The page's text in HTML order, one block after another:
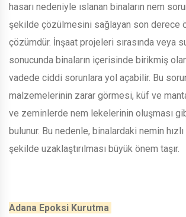
hasarı nedeniyle ıslanan binaların nem
şekilde çözülmesini sağlayan son derece
çözümdür. İnşaat projeleri sırasında veya
sonucunda binaların içerisinde birikmiş
vadede ciddi sorunlara yol açabilir. Bu
malzemelerinin zarar görmesi, küf ve
ve zeminlerde nem lekelerinin oluşması
bulunur. Bu nedenle, binalardaki nemin
şekilde uzaklaştırılması büyük önem taşır.
Adana Epoksi Kurutma